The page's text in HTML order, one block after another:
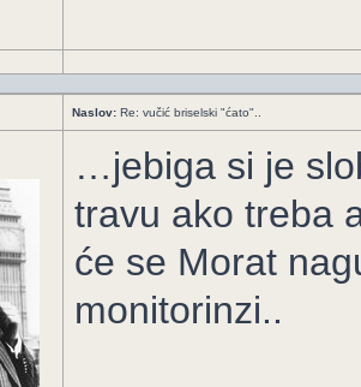
Naslov: Re: vučić briselski "ćato"..
…jebiga si je
travu ako treba
će se Morat
monitorinzi..